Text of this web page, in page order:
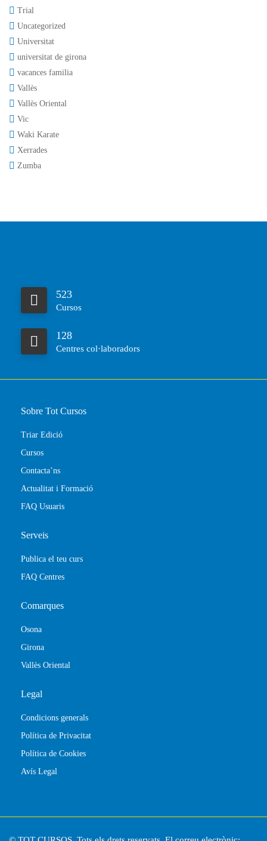
Trial
Uncategorized
Universitat
universitat de girona
vacances familia
Vallès
Vallès Oriental
Vic
Waki Karate
Xerrades
Zumba
523
Cursos
128
Centres col·laboradors
Sobre Tot Cursos
Triar Edició
Cursos
Contacta’ns
Actualitat i Formació
FAQ Usuaris
Serveis
Publica el teu curs
FAQ Centres
Comarques
Osona
Girona
Vallès Oriental
Legal
Condicions generals
Política de Privacitat
Política de Cookies
Avís Legal